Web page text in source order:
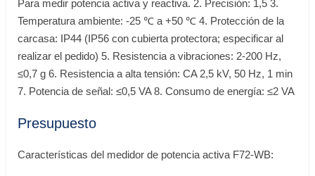
Para medir potencia activa y reactiva. 2. Precisión: 1,5 3.
Temperatura ambiente: -25 ℃ a +50 ℃ 4. Protección de la
carcasa: IP44 (IP56 con cubierta protectora; especificar al
realizar el pedido) 5. Resistencia a vibraciones: 2-200 Hz,
≤0,7 g 6. Resistencia a alta tensión: CA 2,5 kV, 50 Hz, 1 min
7. Potencia de señal: ≤0,5 VA 8. Consumo de energía: ≤2 VA
Presupuesto
Características del medidor de potencia activa F72-WB: